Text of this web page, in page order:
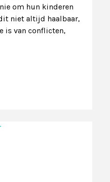
om hun kinderen
niet altijd haalbaar,
is van conflicten,